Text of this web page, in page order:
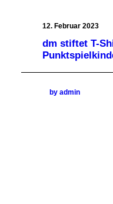
12. Februar 2023
dm stiftet T-
by admin